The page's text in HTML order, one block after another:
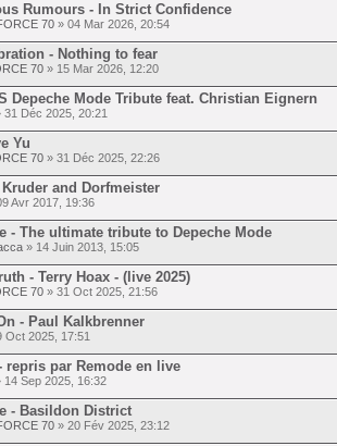
Rumours - In Strict Confidence
70 » 04 Mar 2026, 20:54
- Nothing to fear
70 » 15 Mar 2026, 12:20
Depeche Mode Tribute feat. Christian Eignern
31 Déc 2025, 20:21
Yu
70 » 31 Déc 2025, 22:26
Kruder and Dorfmeister
Avr 2017, 19:36
- The ultimate tribute to Depeche Mode
» 14 Juin 2013, 15:05
- Terry Hoax - (live 2025)
70 » 31 Oct 2025, 21:56
- Paul Kalkbrenner
Oct 2025, 17:51
repris par Remode en live
14 Sep 2025, 16:32
- Basildon District
70 » 20 Fév 2025, 23:12